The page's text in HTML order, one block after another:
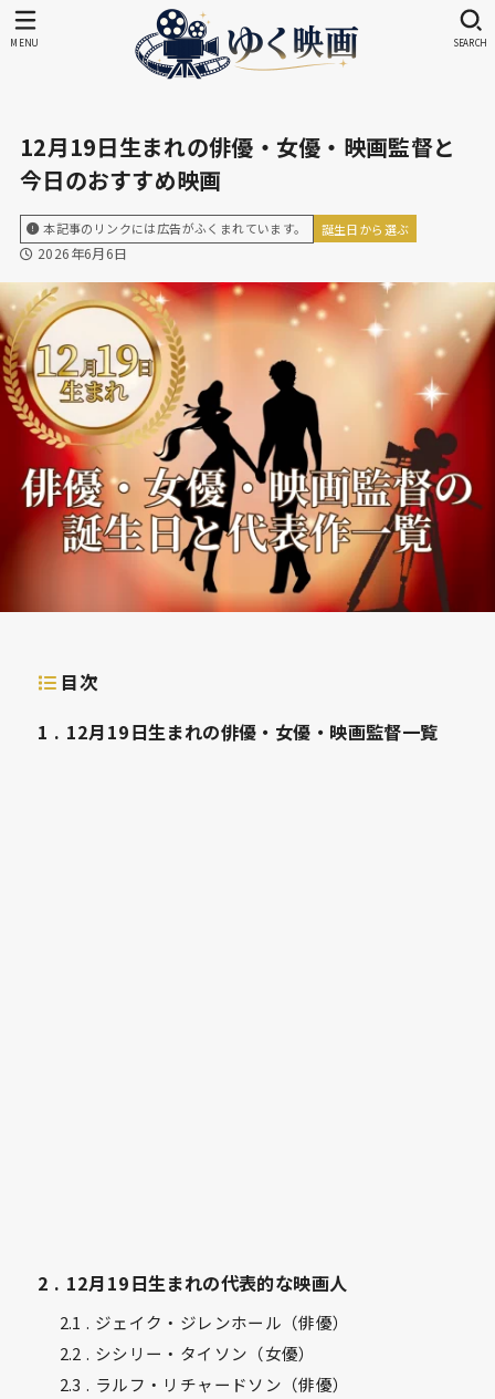
SEARCH
MENU
12月19日生まれの俳優・女優・映画監督と
今日のおすすめ映画
本記事のリンクには広告がふくまれています。 誕生日から選ぶ
2026年6月6日
目次
1
12月19日生まれの俳優・女優・映画監督一覧
2 12月19日生まれの代表的な映画人
2.1
ジェイク・ジレンホール（俳優）
2.2
シシリー・タイソン（女優）
2.3
ラルフ・リチャードソン（俳優）